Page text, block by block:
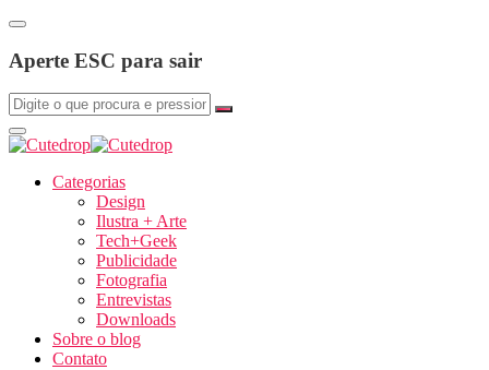
Aperte ESC para sair
Categorias
Design
Ilustra + Arte
Tech+Geek
Publicidade
Fotografia
Entrevistas
Downloads
Sobre o blog
Contato